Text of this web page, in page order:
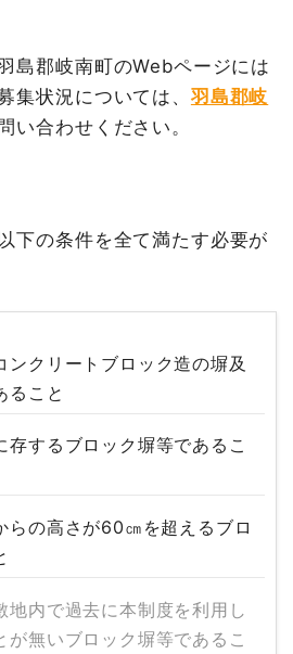
島郡岐南町のWebページには
集状況については、 羽島郡岐
い合わせください。
下の条件を全て満たす必要が
ンクリートブロック造の塀及
ること
存するブロック塀等であるこ
らの高さが60㎝を超えるブロ
地内で過去に本制度を利用し
が無いブロック塀等であるこ